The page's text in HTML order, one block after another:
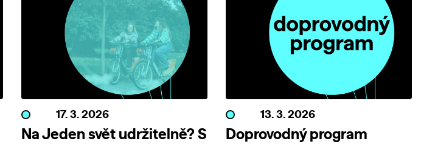
17. 3. 2026
Na Jeden svět udržitelně? S
13. 3. 2026
Doprovodný program